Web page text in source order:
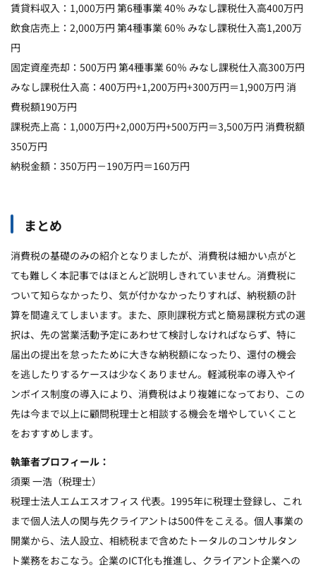
賃貸料収入：1,000万円 第6種事業 40％ みなし課税仕入高400万円
飲食店売上：2,000万円 第4種事業 60％ みなし課税仕入高1,200万
円
固定資産売却：500万円 第4種事業 60％ みなし課税仕入高300万円
みなし課税仕入高：400万円+1,200万円+300万円＝1,900万円 消
費税額190万円
課税売上高：1,000万円+2,000万円+500万円＝3,500万円 消費税額
350万円
納税金額：350万円－190万円＝160万円
まとめ
消費税の基礎のみの紹介となりましたが、消費税は細かい点がと
ても難しく本記事ではほとんど説明しきれていません。消費税に
ついて知らなかったり、気が付かなかったりすれば、納税額の計
算を間違えてしまいます。また、原則課税方式と簡易課税方式の選
択は、先の営業活動予定にあわせて検討しなければならず、特に
届出の提出を怠ったために大きな納税額になったり、還付の機会
を逃したりするケースは少なくありません。軽減税率の導入やイ
ンボイス制度の導入により、消費税はより複雑になっており、この
先は今まで以上に顧問税理士と相談する機会を増やしていくこと
をおすすめします。
執筆者プロフィール：
須栗 一浩（税理士）
税理士法人エムエスオフィス 代表。1995年に税理士登録し、これ
まで個人法人の関与先クライアントは500件をこえる。個人事業の
開業から、法人設立、相続税まで含めたトータルのコンサルタン
ト業務をおこなう。企業のICT化も推進し、クライアント企業への